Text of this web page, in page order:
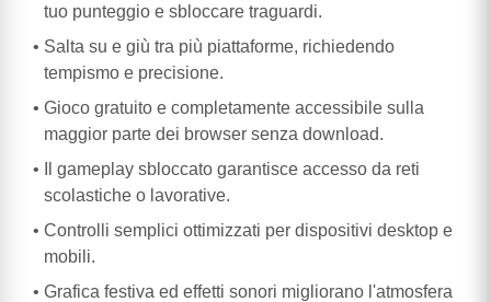
tuo punteggio e sbloccare traguardi.
Salta su e giù tra più piattaforme, richiedendo
tempismo e precisione.
Gioco gratuito e completamente accessibile sulla
maggior parte dei browser senza download.
Il gameplay sbloccato garantisce accesso da reti
scolastiche o lavorative.
Controlli semplici ottimizzati per dispositivi desktop e
mobili.
Grafica festiva ed effetti sonori migliorano l'atmosfera